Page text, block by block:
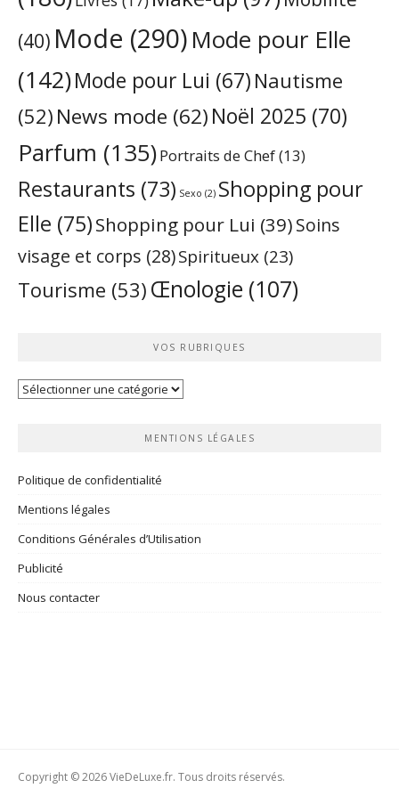
(40) Mode (290)Mode pour Elle
(142)Mode pour Lui (67) Nautisme
(52) News mode (62)Noël 2025 (70)
Parfum (135)Portraits de Chef(13)
Restaurants (73) Sexo (2) Shopping pour
Elle (75)Shopping pour Lui (39)Soins
visage et corps (28)Spiritueux (23)
Tourisme (53) Œnologie (107)
VOS RUBRIQUES
Vos
MENTIONS LÉGALES
Politique de confidentialité
Mentions légales
Conditions Générales d’Utilisation
Publicité
Nous contacter
Copyright © 2026 VieDeLuxe.fr. Tous droits réservés.